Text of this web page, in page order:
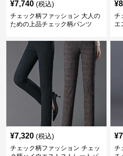
¥7,740 (税込)
チェック柄ファッション 大人の
ための上品チェック柄パンツ
¥
チ
エ
¥7,320 (税込)
チェック柄ファッション チェッ
¥
チ